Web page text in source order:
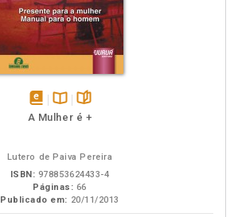
disponível
Disponível
páginas
A Mulher é +
Lutero de Paiva Pereira
ISBN: 978853624433-4
Páginas: 66
Publicado em: 20/11/2013